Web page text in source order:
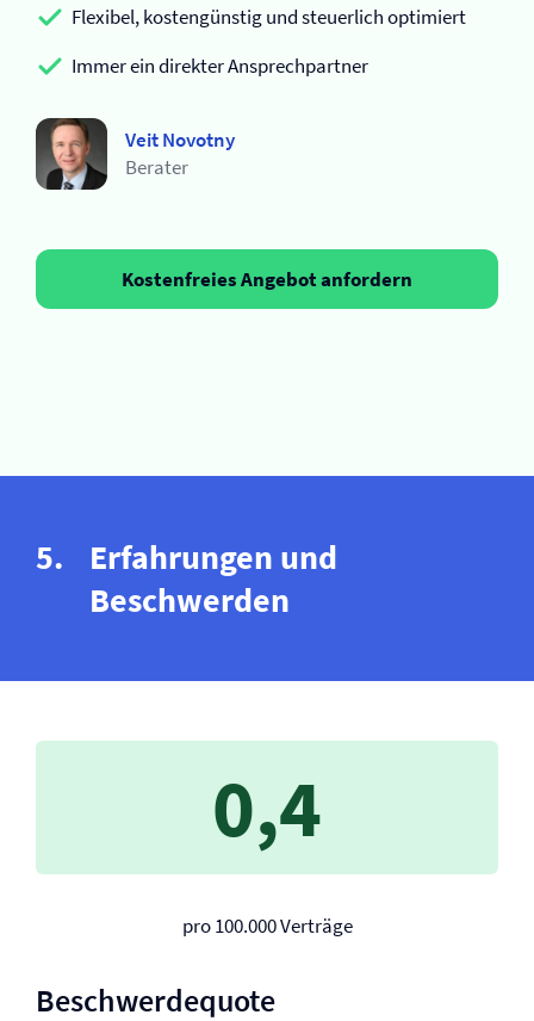
Flexibel, kostengünstig und steuerlich optimiert
Immer ein direkter Ansprechpartner
Veit Novotny
Berater
Kostenfreies Angebot anfordern
Erfahrungen und
Beschwerden
0,4
pro 100.000 Verträge
Beschwerdequote